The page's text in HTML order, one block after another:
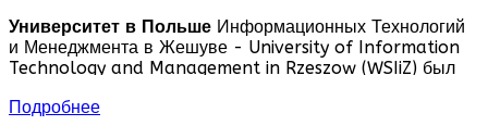
Университет в Польше Информационных Технологий
и Менеджмента в Жешуве - University of Information
Technology and Management in Rzeszow (WSIiZ) был
негосударственных высших учебных заведений в
Подробнее